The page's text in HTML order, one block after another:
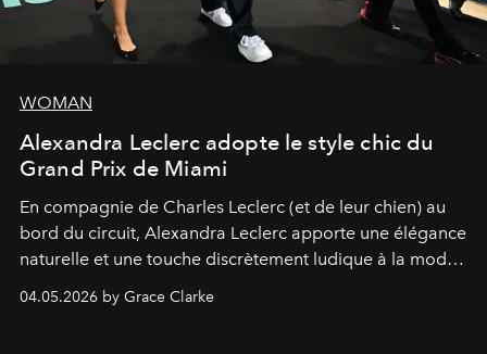
WOMAN
Alexandra Leclerc adopte le style chic du
Grand Prix de Miami
En compagnie de Charles Leclerc (et de leur chien) au
bord du circuit, Alexandra Leclerc apporte une élégance
naturelle et une touche discrètement ludique à la mode
de la Formule 1.
04.05.2026 by Grace Clarke